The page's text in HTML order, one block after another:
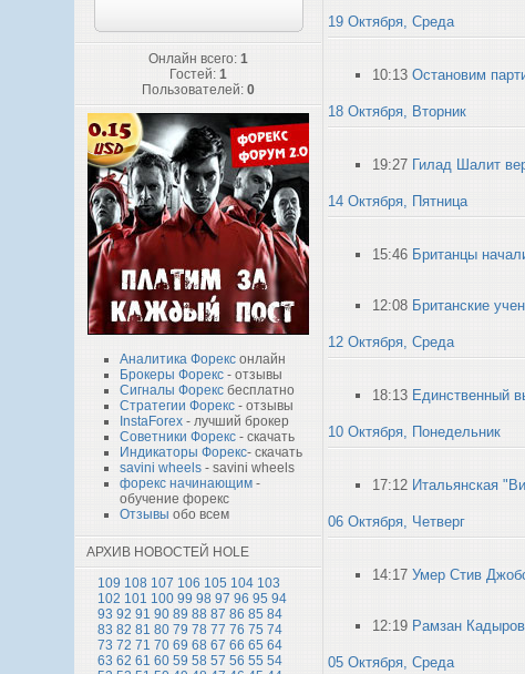
Онлайн всего:1
Гостей:1
Пользователей:0
Аналитика Форекс онлайн
Брокеры Форекс - отзывы
Сигналы Форекс бесплатно
Стратегии Форекс - отзывы
InstaForex - лучший брокер
Советники Форекс - скачать
Индикаторы Форекс- скачать
savini wheels - savini wheels
форекс начинающим -
обучение форекс
Отзывы обо всем
АРХИВ НОВОСТЕЙ HOLE
109 108 107 106 105 104 103
102 101 100 99 98 97 96 95 94
93 92 91 90 89 88 87 86 85 84
83 82 81 80 79 78 77 76 75 74
73 72 71 70 69 68 67 66 65 64
63 62 61 60 59 58 57 56 55 54
19 Октября, Среда
10:13 Остановим
18 Октября, Вторник
19:27 Гилад Шалит
14 Октября, Пятница
15:46 Британцы
12:08 Британские
12 Октября, Среда
18:13 Единственный
10 Октября, Понедельник
17:12 Итальянская
06 Октября, Четверг
14:17 Умер Стив
12:19 Рамзан
05 Октября, Среда